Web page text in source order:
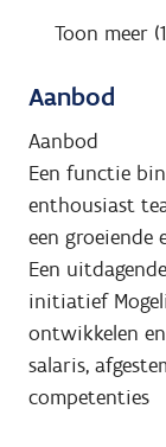
Toon meer
Aanbod
Aanbod
Een functie
enthousiast
een groeiende
Een
initiatief
ontwikkelen
salaris,
competenties